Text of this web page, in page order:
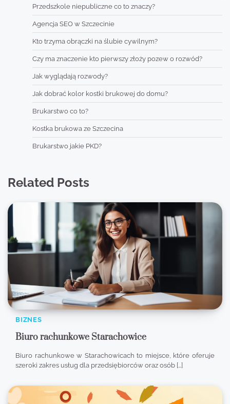
Przedszkole niepubliczne co to znaczy?
Agencja SEO w Szczecinie
Kto trzyma obrączki na ślubie cywilnym?
Czy ma znaczenie kto pierwszy złoży pozew o rozwód?
Jak wyglądają rozwody?
Jak dobrać kolor kostki brukowej do domu?
Brukarstwo co to?
Kostka brukowa ze Szczecina
Brukarstwo jakie PKD?
Related Posts
BIZNES
Biuro rachunkowe Starachowice
Biuro rachunkowe w Starachowicach to miejsce, które oferuje
szeroki zakres usług dla przedsiębiorców oraz osób […]